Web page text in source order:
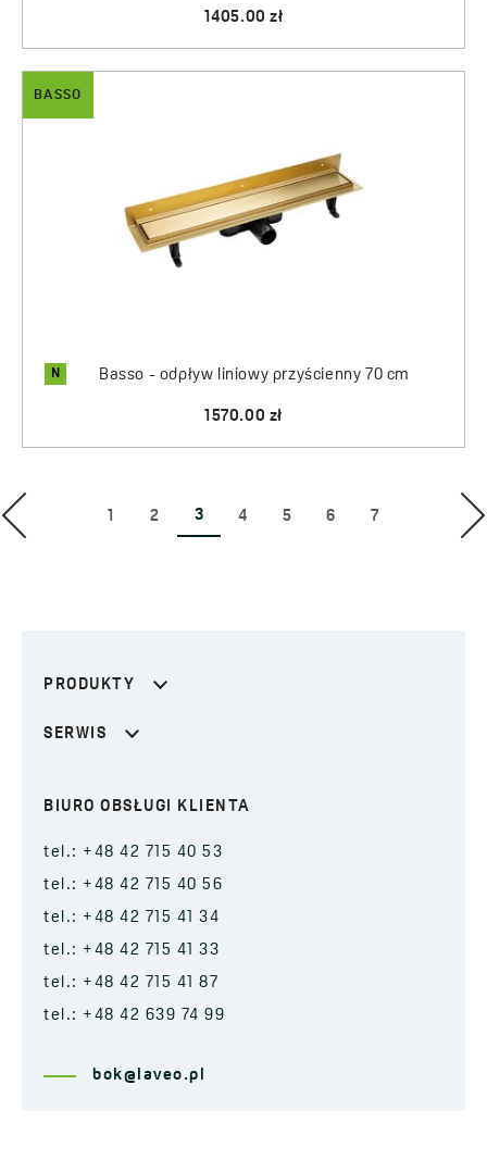
1405.00 zł
BASSO
N Basso - odpływ liniowy przyścienny 70 cm
1570.00 zł
1 2 3 4 5 6 7
PRODUKTY
SERWIS
BIURO OBSŁUGI KLIENTA
tel.: +48 42 715 40 53
tel.: +48 42 715 40 56
tel.: +48 42 715 41 34
tel.: +48 42 715 41 33
tel.: +48 42 715 41 87
tel.: +48 42 639 74 99
bok@laveo.pl